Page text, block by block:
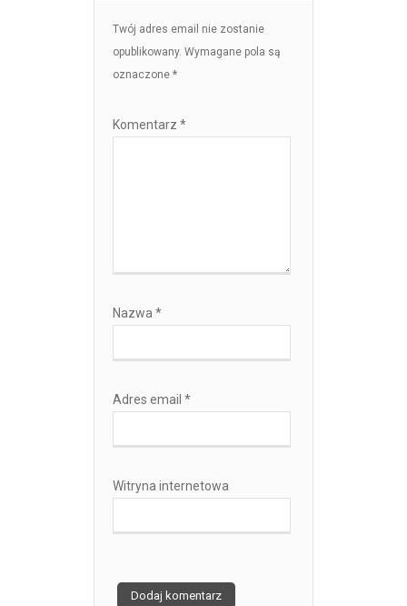
Twój adres email nie zostanie
opublikowany. Wymagane pola są
oznaczone *
Komentarz *
Nazwa *
Adres email *
Witryna internetowa